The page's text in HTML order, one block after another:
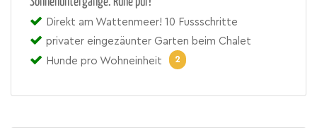
Direkt am Wattenmeer! 10 Fussschritte
privater eingezäunter Garten beim Chalet
Hunde pro Wohneinheit
2